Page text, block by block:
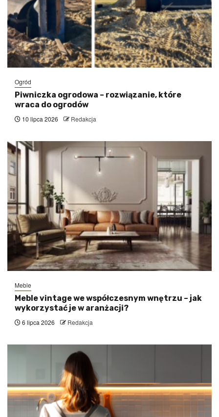
Ogród
Piwniczka ogrodowa – rozwiązanie, które
wraca do ogrodów
10 lipca 2026 Redakcja
Meble
Meble vintage we współczesnym wnętrzu – jak
wykorzystać je w aranżacji?
6 lipca 2026 Redakcja